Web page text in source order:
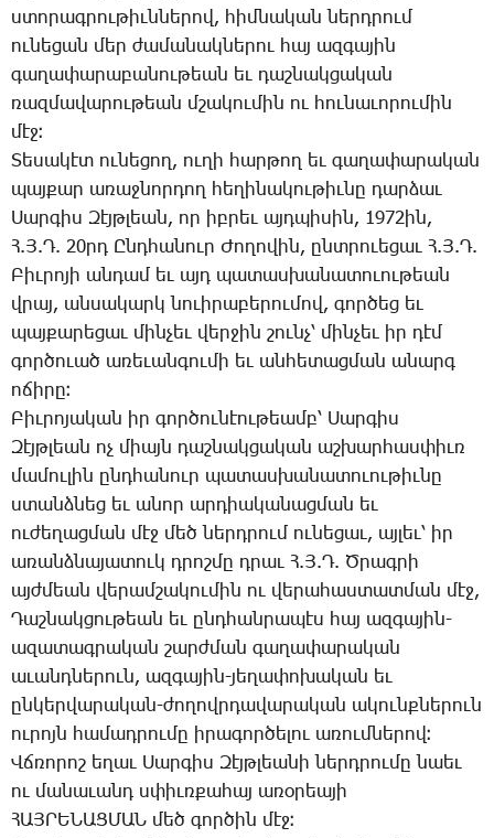
ստո­րագ­րու­թիւն­նե­րով, հիմ­նա­կան ներդ­րում
ու­նե­ցան մեր ժա­մա­նակ­նե­րու հայ ազ­գա­յին
գա­ղա­փա­րա­բա­նու­թեան եւ դաշ­նակ­ցա­կան
ռազ­մա­վա­րու­թեան մշա­կու­մին ու հու­նա­ւո­րու­մին
մէջ։
­Տե­սա­կէտ ու­նե­ցող, ու­ղի հար­թող եւ գա­ղա­փա­րա­կան
պայ­քար ա­ռաջ­նոր­դող հե­ղի­նա­կու­թիւ­նը դար­ձաւ
­Սար­գիս ­Զէյթ­լեան, որ իբ­րեւ այդ­պի­սին, 1972ին,
Հ.Յ.Դ. 20րդ Ընդ­հա­նուր ­Ժո­ղո­վին, ընտ­րո­ւե­ցաւ Հ.Յ.Դ.
­Բիւ­րո­յի ան­դամ եւ այդ պա­տաս­խա­նա­տո­ւու­թեան
վրայ, ան­սա­կարկ նո­ւի­րա­բե­րու­մով, գոր­ծեց եւ
պայ­քա­րե­ցաւ մին­չեւ վեր­ջին շունչ՝ մին­չեւ իր դէմ
գոր­ծուած ա­ռե­ւան­գու­մի եւ ան­հե­տաց­ման ա­նարգ
ո­ճի­րը։
­Բիւ­րո­յա­կան իր գոր­ծու­նէու­թեամբ՝ ­Սար­գիս
­Զէյթ­լեան ոչ միայն դաշ­նակ­ցա­կան աշ­խար­հաս­փիւռ
մա­մու­լին ընդ­հա­նուր պա­տաս­խա­նա­տո­ւու­թիւ­նը
ստանձ­նեց եւ ա­նոր ար­դիա­կա­նաց­ման եւ
ու­ժե­ղաց­ման մէջ մեծ ներդ­րում ու­նե­ցաւ, այ­լեւ՝ իր
ա­ռանձ­նա­յա­տուկ դրոշ­մը դրաւ Հ.Յ.Դ. Ծ­րագ­րի
այժ­մեան վե­րամ­շա­կու­մին ու վե­րա­հաս­տատ­ման մէջ,
­Դաշ­նակ­ցու­թեան եւ ընդ­հան­րա­պէս հայ ազ­գա­յին-
ա­զա­տագ­րա­կան շարժ­ման գա­ղա­փա­րա­կան
ա­ւանդ­նե­րուն, ազ­գա­յին-յե­ղա­փո­խա­կան եւ
ըն­կեր­վա­րա­կան-ժո­ղովր­դա­վա­րա­կան ա­կունք­նե­րուն
ու­րոյն հա­մադ­րու­մը ի­րա­գոր­ծե­լու ա­ռում­նե­րով։
Վճ­ռո­րոշ ե­ղաւ ­Սար­գիս ­Զէյթ­լեա­նի ներդ­րու­մը նաեւ
ու մա­նա­ւանդ սփիւռ­քա­հայ ա­ռօ­րեա­յի
ՀԱՅՐԵՆԱՑՄԱՆ մեծ գոր­ծին մէջ։